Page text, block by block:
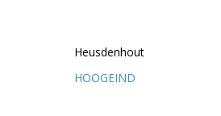
Heusdenhout
HOOGEIND